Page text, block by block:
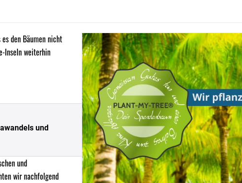
den Bäumen nicht
Inseln weiterhin
und
und
wir nachfolgend